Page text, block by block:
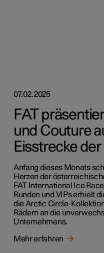
07.02.2025
FAT
und Couture
Eisstrecke
Anfang dieses Monats
Herzen der
FAT International Ice
Runden und VIPs erhielt
die Arctic Circle-
Rädern an die
Unternehmens.
Mehr erfahren